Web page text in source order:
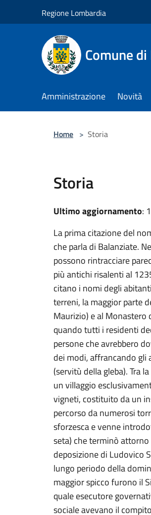
Regione Lombardia
Comune
Amministrazione Novità
Home > Storia
Storia
Ultimo aggiornamento:
La prima citazione del
che parla di Balanziate.
possono rintracciare
più antichi risalenti al
citano i nomi degli
terreni, la maggior parte
Maurizio) e al Monastero
quando tutti i residenti
persone che avrebbero
dei modi, affrancando gli
(servitù della gleba). Tra
un villaggio
vigneti, costituito da un
percorso da numerosi
sforzesca e venne
seta) che terminò attorno
deposizione di Ludovico
lungo periodo della
maggior spicco furono il
quale esecutore
sociale avevano il